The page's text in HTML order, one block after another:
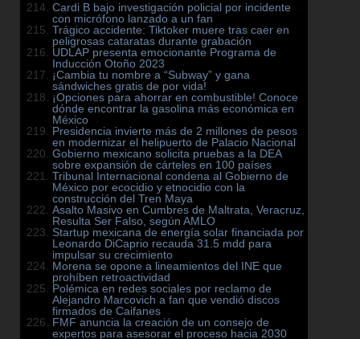
Cardi B bajo investigación policial por incidente
con micrófono lanzado a un fan
Trágico accidente: Tiktoker muere tras caer en
peligrosas cataratas durante grabación
UDLAP presenta emocionante Programa de
Inducción Otoño 2023
¡Cambia tu nombre a “Subway” y gana
sándwiches gratis de por vida!
¡Opciones para ahorrar en combustible! Conoce
dónde encontrar la gasolina más económica en
México
Presidencia invierte más de 2 millones de pesos
en modernizar el helipuerto de Palacio Nacional
Gobierno mexicano solicita pruebas a la DEA
sobre expansión de cárteles en 100 países
Tribunal Internacional condena al Gobierno de
México por ecocidio y etnocidio con la
construcción del Tren Maya
Asalto Masivo en Cumbres de Maltrata, Veracruz,
Resulta Ser Falso, según AMLO
Startup mexicana de energía solar financiada por
Leonardo DiCaprio recauda 31.5 mdd para
impulsar su crecimiento
Morena se opone a lineamientos del INE que
prohíben retroactividad
Polémica en redes sociales por reclamo de
Alejandro Marcovich a fan que vendió discos
firmados de Caifanes
FMF anuncia la creación de un consejo de
expertos para asesorar el proceso hacia 2030